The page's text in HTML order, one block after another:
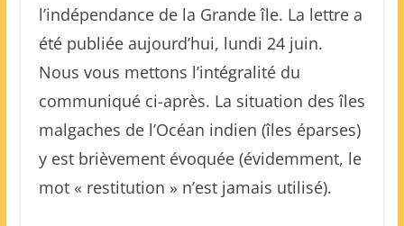
l’indépendance de la Grande île. La lettre a
été publiée aujourd’hui, lundi 24 juin.
Nous vous mettons l’intégralité du
communiqué ci-après. La situation des îles
malgaches de l’Océan indien (îles éparses)
y est brièvement évoquée (évidemment, le
mot « restitution » n’est jamais utilisé).